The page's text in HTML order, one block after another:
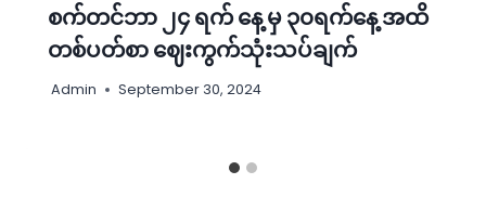
စက်တင်ဘာ ၂၄ ရက် နေ့ မှ ၃၀ရက်နေ့ အထိ
တစ်ပတ်စာ ‌ဈေးကွက်သုံးသပ်ချက်
Admin September 30, 2024